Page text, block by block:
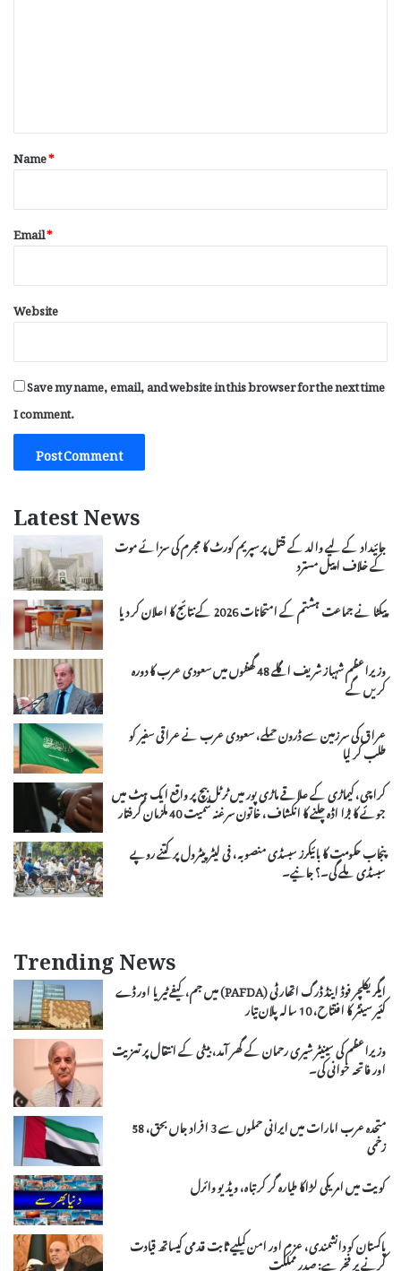
*
Name*
Email*
Website
Save my name, email, and website in this browser for the next time
I comment.
Latest News
جائیداد کے لیے والد کے قتل پر سپریم کورٹ کا مجرم کی سزائے موت
کے خلاف اپیل مسترد
پیکٹا نے جماعت ہشتم کے امتحانات 2026 کے نتائج کا اعلان کر دیا
وزیراعظم شہباز شریف اگلے 48 گھنٹوں میں سعودی عرب کا دورہ
کریں گے
عراق کی سرزمین سے ڈرون حملے، سعودی عرب نے عراقی سفیر کو
طلب کر لیا
کراچی، کیماڑی کے علاقے ماڑی پور میں ٹرٹل بیچ پر واقع ایک ہٹ میں
جوئے کا بڑا اڈہ چلنے کا انکشاف، خاتون سرغنہ سمیت 40 ملزمان گرفتار
پنجاب حکومت کا بائیکرز سبسڈی منصوبہ، فی لیٹر پیٹرول پر کتنے روپے
سبسڈی ملے گی۔؟ جانیے۔
Trending News
ایگریکلچر فوڈ اینڈ ڈرگ اتھارٹی (PAFDA) میں جم، کیفے ٹیریا اور ڈے
کئیر سینٹر کا افتتاح، 10 سالہ پلان تیار
وزیراعظم کی سینیٹر شیری رحمان کے گھر آمد، بیٹی کے انتقال پر تعزیت
اور فاتحہ خوانی کی۔
متحدہ عرب امارات میں ایرانی حملوں سے 3 افراد جاں بحق، 58
زخمی
کویت میں امریکی لڑاکا طیارہ گر کر تباہ، ویڈیو وائرل
پاکستان کو دانشمندی، عزم اور امن کیلیے ثابت قدمی کیساتھ قیادت
کرنے پر فخر ہے: صدر مملکت